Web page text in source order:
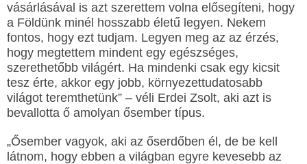
vásárlásával is azt szerettem volna elősegíteni, hogy
a Földünk minél hosszabb életű legyen. Nekem
fontos, hogy ezt tudjam. Legyen meg az az érzés,
hogy megtettem mindent egy egészséges,
szerethetőbb világért. Ha mindenki csak egy kicsit
tesz érte, akkor egy jobb, környezettudatosabb
világot teremthetünk” – véli Erdei Zsolt, aki azt is
bevallotta ő amolyan ősember típus.
„Ősember vagyok, aki az őserdőben él, de be kell
látnom, hogy ebben a világban egyre kevesebb az